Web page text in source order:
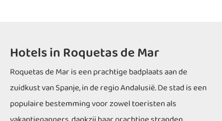
Hotels in Roquetas de Mar
Roquetas de Mar is een prachtige badplaats aan de
zuidkust van Spanje, in de regio Andalusië. De stad is een
populaire bestemming voor zowel toeristen als